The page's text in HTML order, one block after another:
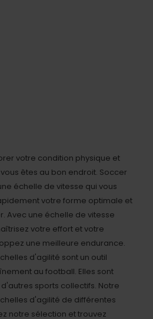
votre condition physique et
êtes au bon endroit. Soccer
échelle de vitesse qui vous
votre forme optimale et
Avec une échelle de vitesse
votre effort et votre
une meilleure endurance.
d'agilité sont un outil
au football. Elles sont
sports collectifs. Notre
d'agilité de différentes
notre sélection et trouvez